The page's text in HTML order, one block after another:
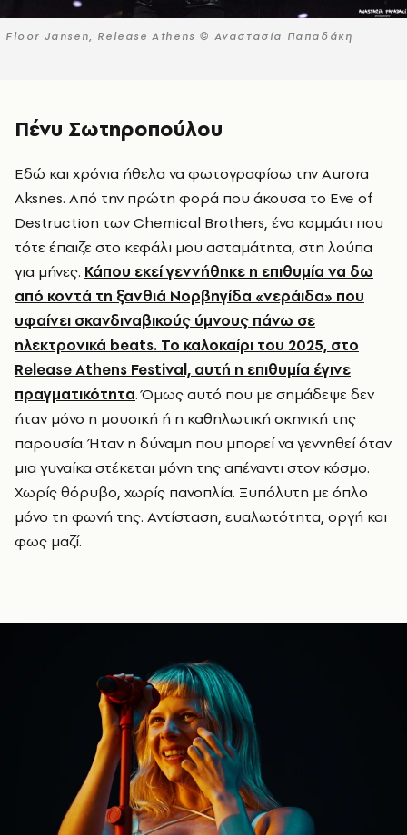
Floor Jansen, Release Athens © Αναστασία Παπαδάκη
Πένυ Σωτηροπούλου
Εδώ και χρόνια ήθελα να φωτογραφίσω την Aurora
Aksnes. Από την πρώτη φορά που άκουσα το Eve of
Destruction των Chemical Brothers, ένα κομμάτι που
τότε έπαιζε στο κεφάλι μου ασταμάτητα, στη λούπα
για μήνες. Κάπου εκεί γεννήθηκε η επιθυμία να δω
από κοντά τη ξανθιά Νορβηγίδα «νεράιδα» που
υφαίνει σκανδιναβικούς ύμνους πάνω σε
ηλεκτρονικά beats. Το καλοκαίρι του 2025, στο
Release Athens Festival, αυτή η επιθυμία έγινε
πραγματικότητα. Όμως αυτό που με σημάδεψε δεν
ήταν μόνο η μουσική ή η καθηλωτική σκηνική της
παρουσία. Ήταν η δύναμη που μπορεί να γεννηθεί όταν
μια γυναίκα στέκεται μόνη της απέναντι στον κόσμο.
Χωρίς θόρυβο, χωρίς πανοπλία. Ξυπόλυτη με όπλο
μόνο τη φωνή της. Αντίσταση, ευαλωτότητα, οργή και
φως μαζί.